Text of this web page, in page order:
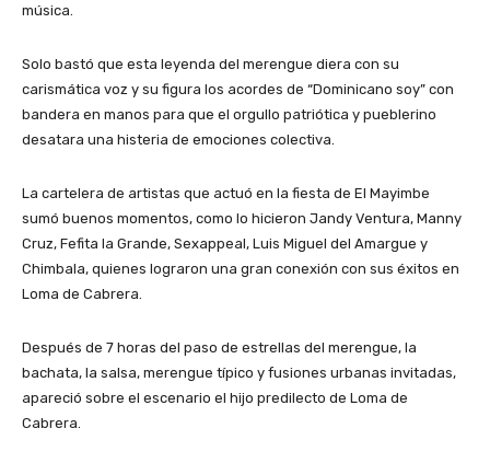
música.
Solo bastó que esta leyenda del merengue diera con su
carismática voz y su figura los acordes de “Dominicano soy” con
bandera en manos para que el orgullo patriótica y pueblerino
desatara una histeria de emociones colectiva.
La cartelera de artistas que actuó en la fiesta de El Mayimbe
sumó buenos momentos, como lo hicieron Jandy Ventura, Manny
Cruz, Fefita la Grande, Sexappeal, Luis Miguel del Amargue y
Chimbala, quienes lograron una gran conexión con sus éxitos en
Loma de Cabrera.
Después de 7 horas del paso de estrellas del merengue, la
bachata, la salsa, merengue típico y fusiones urbanas invitadas,
apareció sobre el escenario el hijo predilecto de Loma de
Cabrera.